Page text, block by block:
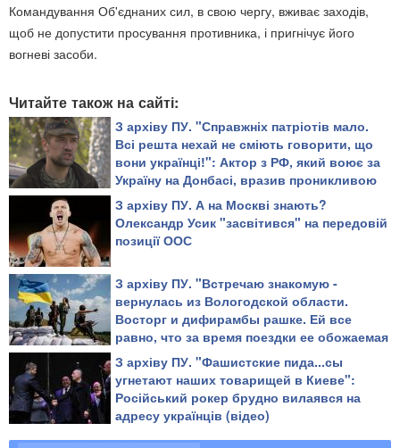
Командування Об'єднаних сил, в свою чергу, вживає заходів,
щоб не допустити просування противника, і пригнічує його
вогневі засоби.
Читайте також на сайті:
З архіву ПУ. "Справжніх патріотів мало.
Всі решта нехай не сміють говорити, що
вони українці!": Актор з РФ, який воює за
Україну на Донбасі, вразив проникливою
промовою
З архіву ПУ. А на Москві знають?
Олександр Усик "засвітився" на передовій
позиції ООС
З архіву ПУ. "Встречаю знакомую -
вернулась из Вологодской области.
Восторг и дифирамбы рашке. Ей все
равно, что за время поездки ее обожаемая
страна убила десяток ребят в той стране,
где она живет", - блогер
З архіву ПУ. "Фашистские пида...сы
угнетают наших товарищей в Киеве":
Російський рокер брудно вилаявся на
адресу українців (відео)